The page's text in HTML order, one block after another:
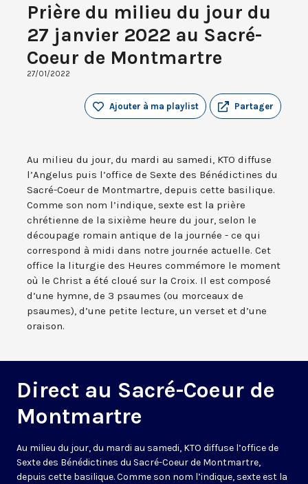
Prière du milieu du jour du
27 janvier 2022 au Sacré-
Coeur de Montmartre
27/01/2022
Partager
Ajouter à ma playlist
Au milieu du jour, du mardi au samedi, KTO diffuse
l’Angelus puis l’office de Sexte des Bénédictines du
Sacré-Coeur de Montmartre, depuis cette basilique.
Comme son nom l’indique, sexte est la prière
chrétienne de la sixième heure du jour, selon le
découpage romain antique de la journée - ce qui
correspond à midi dans notre journée actuelle. Cet
office la liturgie des Heures commémore le moment
où le Christ a été cloué sur la Croix. Il est composé
d’une hymne, de 3 psaumes (ou morceaux de
psaumes), d’une petite lecture, un verset et d’une
oraison.
Direct au Sacré-Coeur de
Montmartre
Au milieu du jour, du mardi au samedi, KTO diffuse l’office de
Sexte des Bénédictines du Sacré-Coeur de Montmartre,
depuis cette basilique. Comme son nom l’indique, sexte est la